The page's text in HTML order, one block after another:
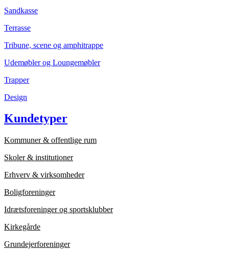
Sandkasse
Terrasse
Tribune, scene og amphitrappe
Udemøbler og Loungemøbler
Trapper
Design
Kundetyper
Kommuner & offentlige rum
Skoler & institutioner
Erhverv & virksomheder
Boligforeninger
Idrætsforeninger og sportsklubber
Kirkegårde
Grundejerforeninger